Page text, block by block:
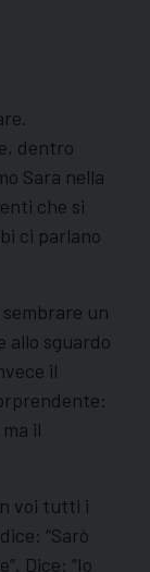
dentro
Sara nella
che si
ci parlano
un
allo sguardo
il
il
voi tutti i
“Sarò
Dice: “Io